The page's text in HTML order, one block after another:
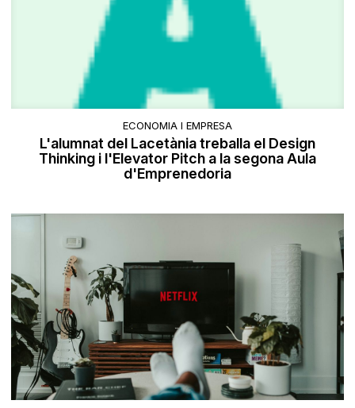
ECONOMIA I EMPRESA
L'alumnat del Lacetània treballa el Design
Thinking i l'Elevator Pitch a la segona Aula
d'Emprenedoria